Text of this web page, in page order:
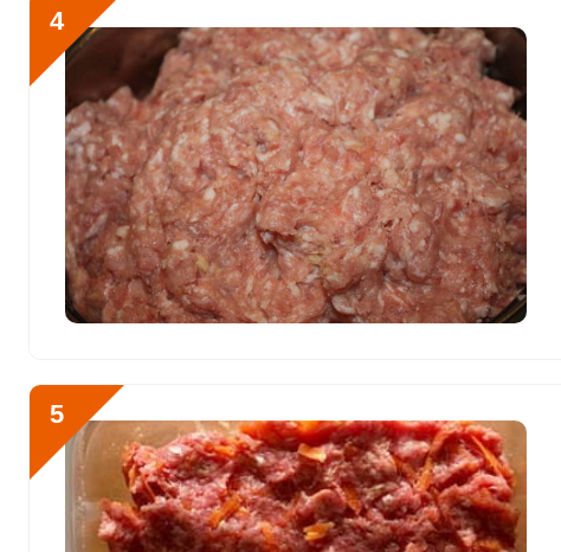
Рубидий
Селен 0.8 мкг
Фтор 78.8 мкг
Хром 5.6 мкг
Цинк 4.5 мг
Бор 290 мкг
Ванадий 69.3 мкг
4
5